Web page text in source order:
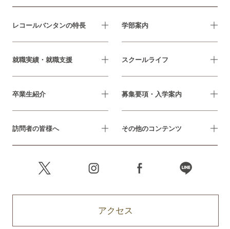
レコールバンタンの特長 学部案内
就職実績・就職支援 スクールライフ
卒業生紹介 募集要項・入学案内
訪問者の皆様へ その他のコンテンツ
アクセス